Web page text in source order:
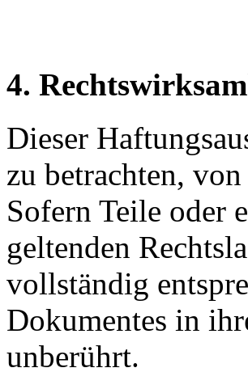
4.
Dieser
zu betrachten,
Sofern Teile oder
geltenden
vollständig
Dokumentes in
unberührt.